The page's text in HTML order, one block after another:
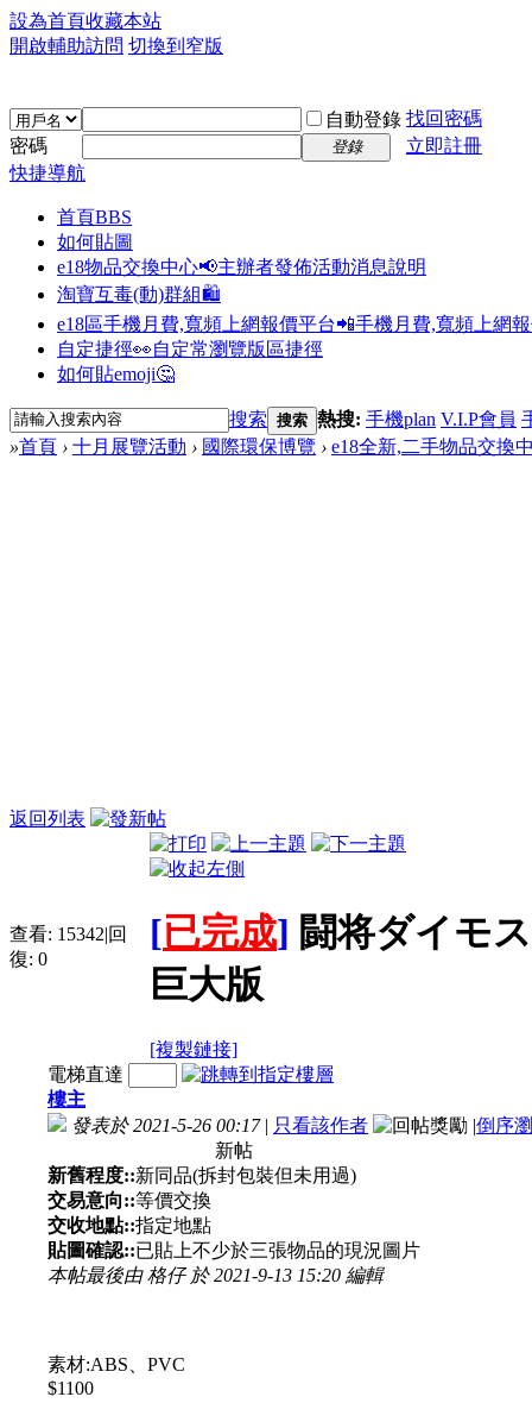
設為首頁收藏本站
開啟輔助訪問 切換到窄版
自動登錄 找回密碼
密碼
登錄
立即註冊
快捷導航
首頁BBS
如何貼圖
e18物品交換中心📢主辦者發佈活動消息說明
淘寶互毒(動)群組🛍️
e18區手機月費,寬頻上網報價平台📲手機月費,寬頻上網
自定捷徑👀自定常瀏覽版區捷徑
如何貼emoji🤔
搜索 搜索 熱搜: 手機plan V.I.P會員
»首頁 › 十月展覽活動 › 國際環保博覽 › e18全新,二手物品交換
返回列表
查看: 15342|回
復: 0
[已完成] 闘将ダイモ
巨大版
[複製鏈接]
電梯直達
樓主
發表於 2021-5-26 00:17 | 只看該作者 |倒序
新帖
新舊程度::新同品(拆封包裝但未用過)
交易意向::等價交換
交收地點::指定地點
貼圖確認::已貼上不少於三張物品的現況圖片
本帖最後由 格仔 於 2021-9-13 15:20 編輯
素材:ABS、PVC
$1100